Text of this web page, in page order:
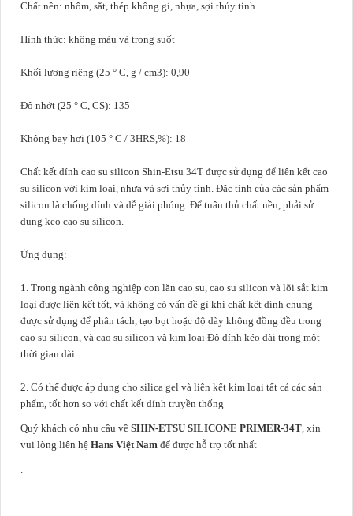
Chất nền: nhôm, sắt, thép không gỉ, nhựa, sợi thủy tinh
Hình thức: không màu và trong suốt
Khối lượng riêng (25 ° C, g / cm3): 0,90
Độ nhớt (25 ° C, CS): 135
Không bay hơi (105 ° C / 3HRS,%): 18
Chất kết dính cao su silicon Shin-Etsu 34T được sử dụng để liên kết cao
su silicon với kim loại, nhựa và sợi thủy tinh. Đặc tính của các sản phẩm
silicon là chống dính và dễ giải phóng. Để tuân thủ chất nền, phải sử
dụng keo cao su silicon.
Ứng dụng:
1. Trong ngành công nghiệp con lăn cao su, cao su silicon và lõi sắt kim
loại được liên kết tốt, và không có vấn đề gì khi chất kết dính chung
được sử dụng để phân tách, tạo bọt hoặc độ dày không đồng đều trong
cao su silicon, và cao su silicon và kim loại Độ dính kéo dài trong một
thời gian dài.
2. Có thể được áp dụng cho silica gel và liên kết kim loại tất cả các sản
phẩm, tốt hơn so với chất kết dính truyền thống
Quý khách có nhu cầu về SHIN-ETSU SILICONE PRIMER-34T, xin
vui lòng liên hệ Hans Việt Nam để được hỗ trợ tốt nhất
.